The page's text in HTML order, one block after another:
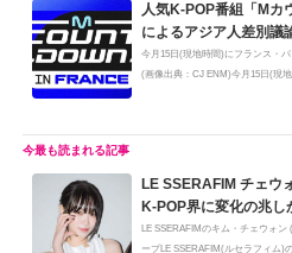
人気K-POP番組「Mカ
によるアジア人差別議
今月15日(現地時間)にフランス・
(画像出典：CJ ENM)今月15日(現
LE SSERAFIM チェウ
K-POP界に変化の兆し
LE SSERAFIMのキム・チェウォ
ープLE SSERAFIM(ルセラフィム)